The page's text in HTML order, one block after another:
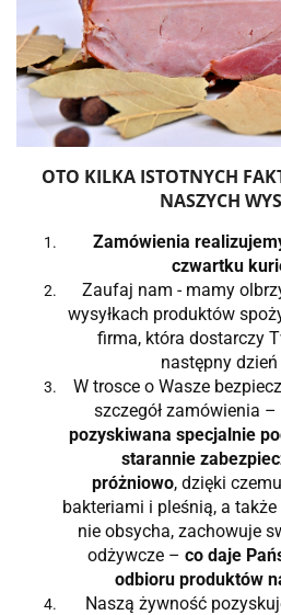
OTO KILKA ISTOTNYCH
NASZYCH
Zamówienia
czwartku
Zaufaj nam - mamy
wysyłkach produktów
firma, która dostarczy
następny
W trosce o Wasze
szczegół zamówienia –
pozyskiwana specjalnie
starannie
próżniowo, dzięki
bakteriami i pleśnią, a
nie obsycha, zachowuje
odżywcze – co daje
odbioru produktów
Naszą żywność